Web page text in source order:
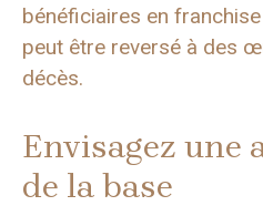
bénéficiaires en
peut être reversé à des
décès.
Envisagez une
de la base